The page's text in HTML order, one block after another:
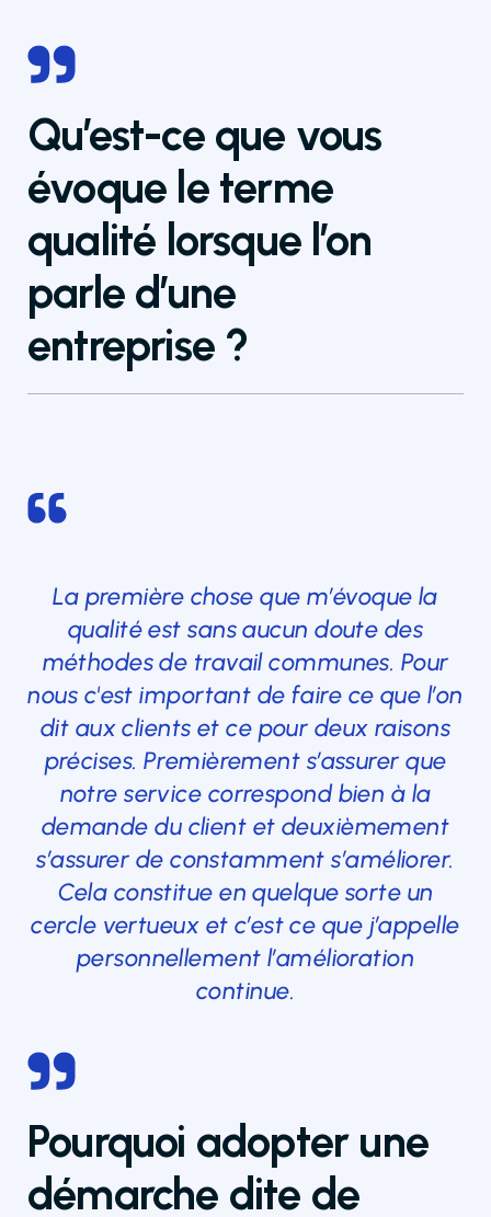
Qu’est-ce que vous
évoque le terme
qualité lorsque l’on
parle d’une
entreprise ?
La première chose que m’évoque la
qualité est sans aucun doute des
méthodes de travail communes. Pour
nous c'est important de faire ce que l’on
dit aux clients et ce pour deux raisons
précises. Premièrement s’assurer que
notre service correspond bien à la
demande du client et deuxièmement
s’assurer de constamment s’améliorer.
Cela constitue en quelque sorte un
cercle vertueux et c’est ce que j’appelle
personnellement l’amélioration
continue.
Pourquoi adopter une
démarche dite de